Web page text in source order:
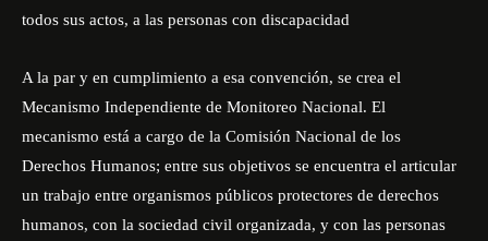
todos sus actos, a las personas con discapacidad
A la par y en cumplimiento a esa convención, se crea el
Mecanismo Independiente de Monitoreo Nacional. El
mecanismo está a cargo de la Comisión Nacional de los
Derechos Humanos; entre sus objetivos se encuentra el articular
un trabajo entre organismos públicos protectores de derechos
humanos, con la sociedad civil organizada, y con las personas